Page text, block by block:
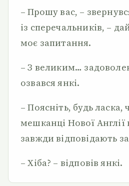
– Прошу вас, –
із сперечальників, –
моє запитання.
– З великим…
озвався янкі.
– Поясніть, будь ласка,
мешканці Нової
завжди відповідають
– Хіба? – відповів янкі.